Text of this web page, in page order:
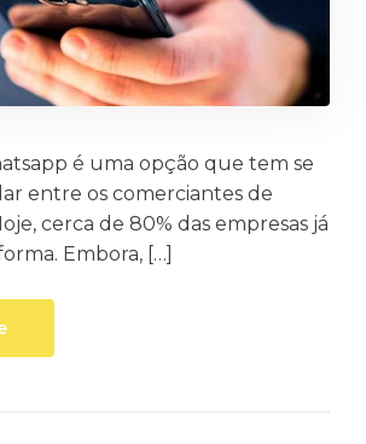
é uma opção que tem se
entre os comerciantes de
cerca de 80% das empresas já
Embora, […]